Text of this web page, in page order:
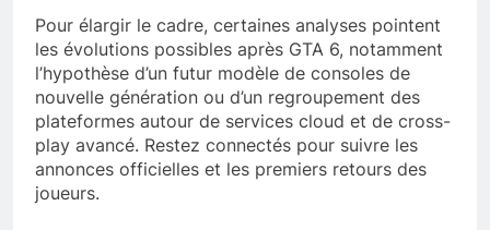
Pour élargir le cadre, certaines analyses pointent
les évolutions possibles après GTA 6, notamment
l’hypothèse d’un futur modèle de consoles de
nouvelle génération ou d’un regroupement des
plateformes autour de services cloud et de cross-
play avancé. Restez connectés pour suivre les
annonces officielles et les premiers retours des
joueurs.